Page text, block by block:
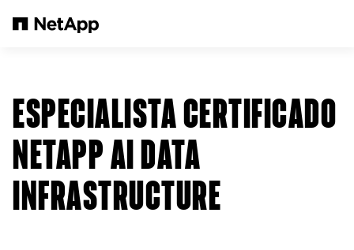
ESPECIALISTA CERTIFICADO
NETAPP AI DATA
INFRASTRUCTURE